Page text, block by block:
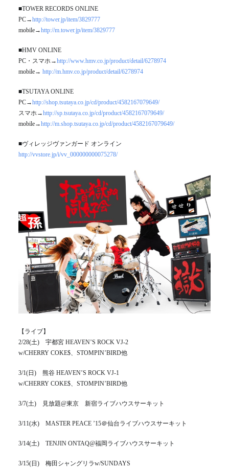
■TOWER RECORDS ONLINE
PC→http://tower.jp/item/3829777
mobile→http://m.tower.jp/item/3829777
■HMV ONLINE
PC・スマホ→http://www.hmv.co.jp/product/detail/6278974
mobile→ http://m.hmv.co.jp/product/detail/6278974
■TSUTAYA ONLINE
PC→http://shop.tsutaya.co.jp/cd/product/4582167079649/
スマホ→http://sp.tsutaya.co.jp/cd/product/4582167079649/
mobile→http://m.shop.tsutaya.co.jp/cd/product/4582167079649/
■ヴィレッジヴァンガード オンライン
http://vvstore.jp/i/vv_000000000075278/
【ライブ】
2/28(土) 宇都宮 HEAVEN’S ROCK VJ-2
w/CHERRY COKE$、STOMPIN’BIRD他
3/1(日) 熊谷 HEAVEN’S ROCK VJ-1
w/CHERRY COKE$、STOMPIN’BIRD他
3/7(土) 見放題@東京 新宿ライブハウスサーキット
3/11(水) MASTER PEACE ’15＠仙台ライブハウスサーキット
3/14(土) TENJIN ONTAQ@福岡ライブハウスサーキット
3/15(日) 梅田シャングリラw/SUNDAYS